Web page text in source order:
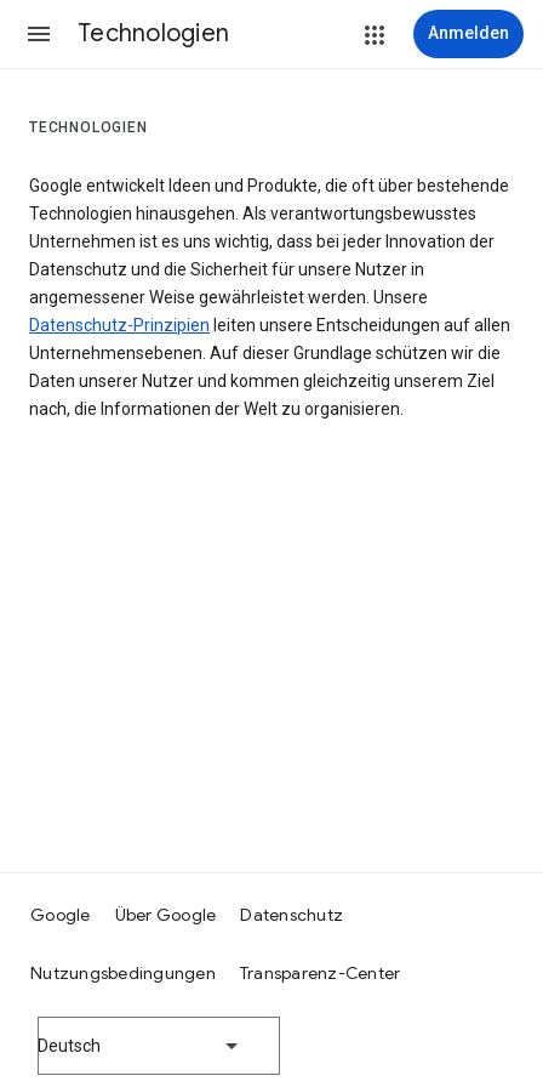
Technologien Anmelden
TECHNOLOGIEN
Google entwickelt Ideen und Produkte, die oft über bestehende
Technologien hinausgehen. Als verantwortungsbewusstes
Unternehmen ist es uns wichtig, dass bei jeder Innovation der
Datenschutz und die Sicherheit für unsere Nutzer in
angemessener Weise gewährleistet werden. Unsere
Datenschutz-Prinzipien leiten unsere Entscheidungen auf allen
Unternehmensebenen. Auf dieser Grundlage schützen wir die
Daten unserer Nutzer und kommen gleichzeitig unserem Ziel
nach, die Informationen der Welt zu organisieren.
Google Über Google Datenschutz
Nutzungsbedingungen Transparenz-Center
Deutsch